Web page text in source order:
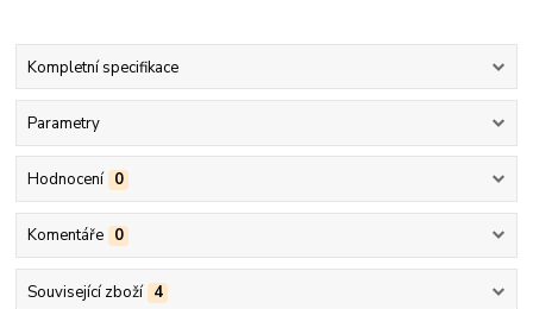
Kompletní specifikace
Parametry
Hodnocení 0
Komentáře 0
Související zboží 4